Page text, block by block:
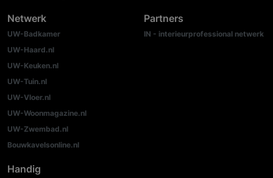
Netwerk
UW-Badkamer
UW-Haard.nl
UW-Keuken.nl
UW-Tuin.nl
UW-Vloer.nl
UW-Woonmagazine.nl
UW-Zwembad.nl
Bouwkavelsonline.nl
Partners
IN - interieurprofessional netwerk
Handig